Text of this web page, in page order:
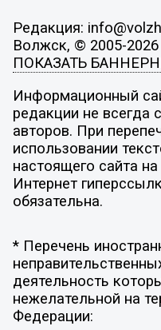
Редакция:
Волжск, © 2005-2026
ПОКАЗАТЬ
Информационный
редакции не всегда
авторов. При
использовании
настоящего сайта
Интернет
обязательна.
* Перечень
деятельность
нежелательной на
Федерации: